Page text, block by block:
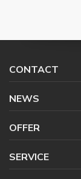
CONTACT
NEWS
OFFER
SERVICE